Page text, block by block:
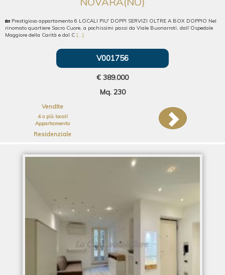
🏡 Prestigioso appartamento 6 LOCALI PIU' DOPPI SERVIZI OLTRE A BOX DOPPIO Nel
rinomato quartiere Sacro Cuore, a pochissimi passi da Viale Buonarroti, dall’Ospedale
Maggiore della Carità e dal C [...]
V001756
€ 389.000
Mq. 230
Vendite
4 o più locali
Appartamento
Residenziale